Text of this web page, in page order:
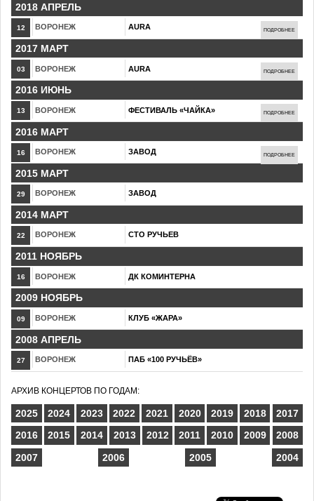
2018 АПРЕЛЬ
12 ВОРОНЕЖ AURA ПОДРОБНЕЕ
2017 МАРТ
03 ВОРОНЕЖ AURA ПОДРОБНЕЕ
2016 ИЮНЬ
13 ВОРОНЕЖ ФЕСТИВАЛЬ «ЧАЙКА» ПОДРОБНЕЕ
2016 МАРТ
16 ВОРОНЕЖ ЗАВОД ПОДРОБНЕЕ
2015 МАРТ
29 ВОРОНЕЖ ЗАВОД
2014 МАРТ
22 ВОРОНЕЖ СТО РУЧЬЕВ
2011 НОЯБРЬ
16 ВОРОНЕЖ ДК КОМИНТЕРНА
2009 НОЯБРЬ
09 ВОРОНЕЖ КЛУБ «ЖАРА»
2008 АПРЕЛЬ
27 ВОРОНЕЖ ПАБ «100 РУЧЬЁВ»
АРХИВ КОНЦЕРТОВ ПО ГОДАМ:
2025 2024 2023 2022 2021 2020 2019 2018
2017
2016
2015 2014 2013 2012 2011 2010 2009
2008
2007
2006 2005 2004